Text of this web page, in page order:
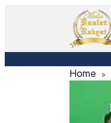
Home